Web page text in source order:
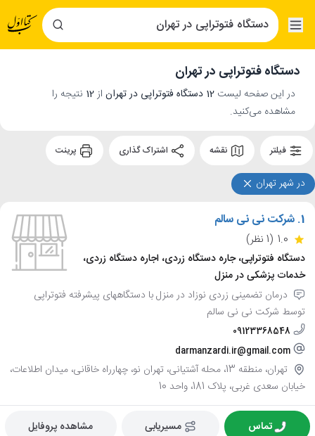
دستگاه فتوتراپی در تهران
در این صفحه لیست 12 دستگاه فتوتراپی در تهران از12 نتیجه را
مشاهده می‌کنید.
فیلتر نقشه
در شهر تهران
1. شرکت نی نی سالم
1.0 (1 نظر)
دستگاه فتوتراپی، جاره دستگاه زردی، اجاره دستگاه زردی،
خدمات پزشکی در منزل
درمان تضمینی زردی نوزاد در منزل با دستگاههای پیشرفته فتوتراپی
توسط شرکت نی نی سالم
09123368548
darmanzardi.ir@gmail.com
تهران، منطقه 13، محله آشتیانی، تهران نو، چهارراه خاقانی، میدان اطلاعات،
خیابان سعدی غربی، پلاک 181، واحد 10
تماس مسیریابی مشاهده پروفایل